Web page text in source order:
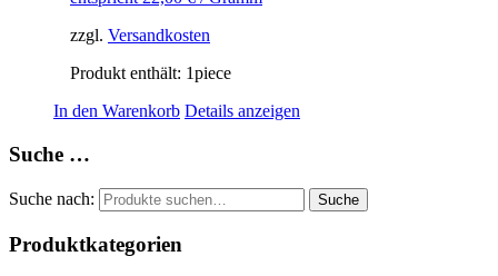
zzgl. Versandkosten
Produkt enthält: 1piece
In den Warenkorb Details anzeigen
Suche …
Suche nach: Suche
Produktkategorien